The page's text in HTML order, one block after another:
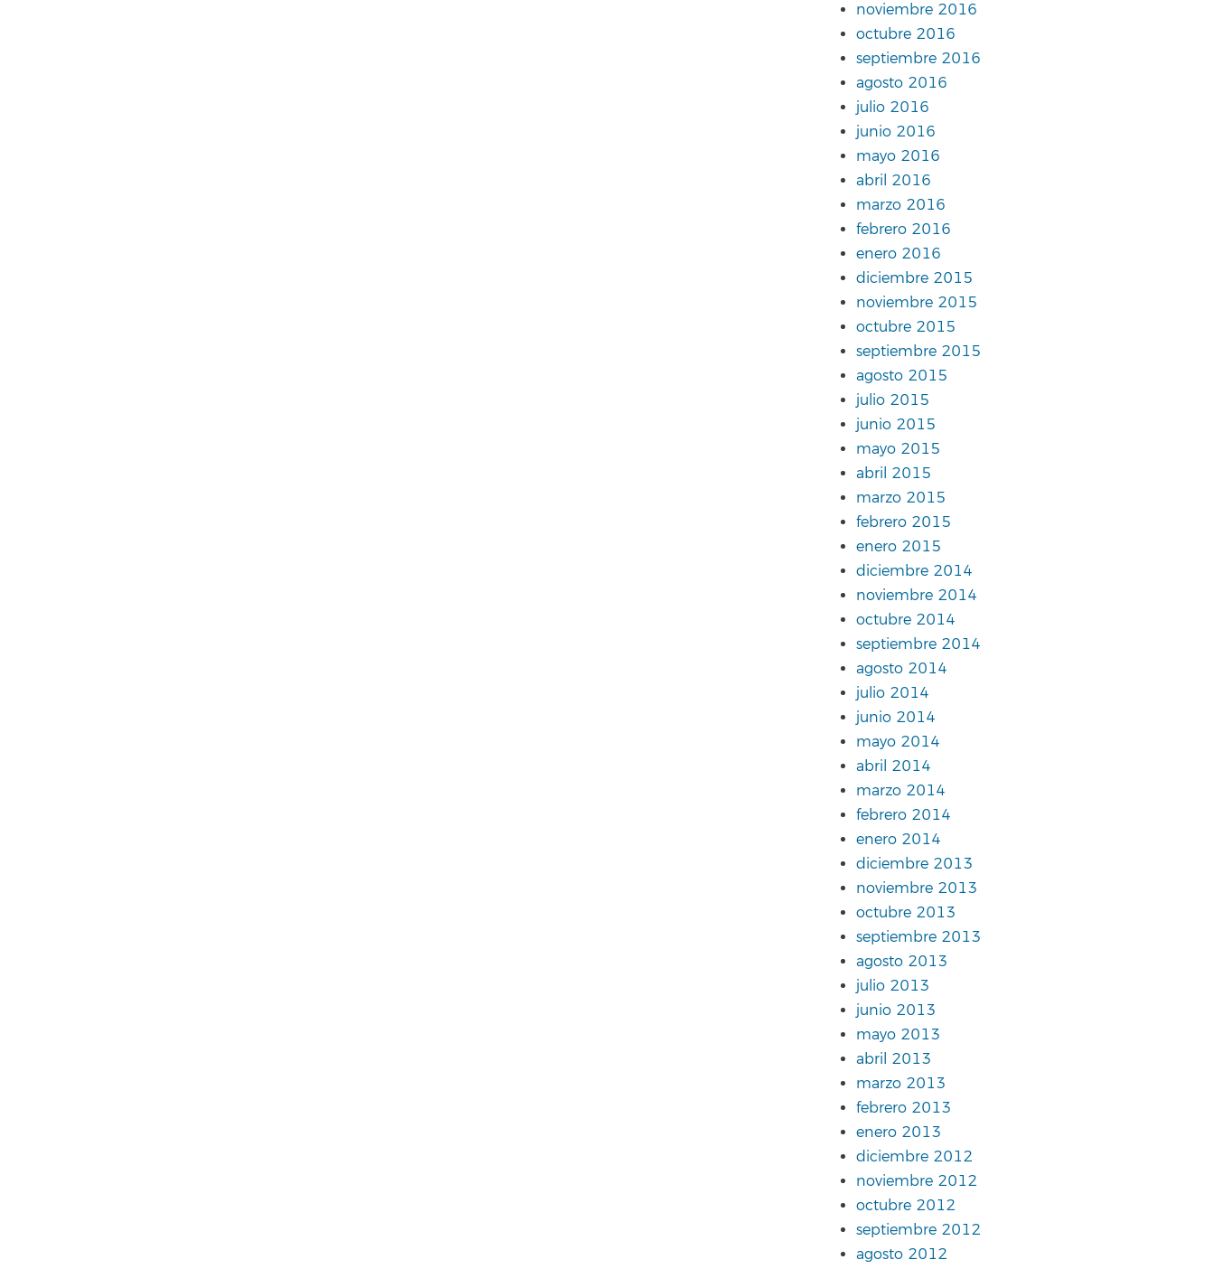
noviembre 2016
octubre 2016
septiembre 2016
agosto 2016
julio 2016
junio 2016
mayo 2016
abril 2016
marzo 2016
febrero 2016
enero 2016
diciembre 2015
noviembre 2015
octubre 2015
septiembre 2015
agosto 2015
julio 2015
junio 2015
mayo 2015
abril 2015
marzo 2015
febrero 2015
enero 2015
diciembre 2014
noviembre 2014
octubre 2014
septiembre 2014
agosto 2014
julio 2014
junio 2014
mayo 2014
abril 2014
marzo 2014
febrero 2014
enero 2014
diciembre 2013
noviembre 2013
octubre 2013
septiembre 2013
agosto 2013
julio 2013
junio 2013
mayo 2013
abril 2013
marzo 2013
febrero 2013
enero 2013
diciembre 2012
noviembre 2012
octubre 2012
septiembre 2012
agosto 2012